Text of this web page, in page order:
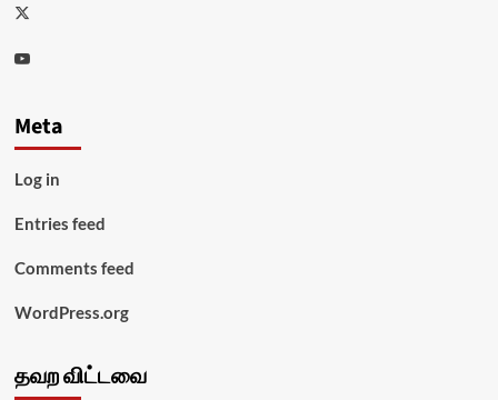
Twitter
Youtube
Meta
Log in
Entries feed
Comments feed
WordPress.org
தவற விட்டவை